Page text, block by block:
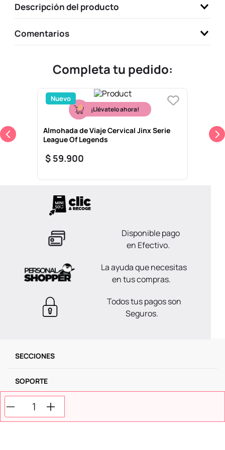
Descripción del producto
Comentarios
Completa tu pedido:
Nuevo
¡Llévatelo ahora!
Almohada de Viaje Cervical Jinx Serie
League Of Legends
$ 59.900
Disponible pago
en Efectivo.
La ayuda que necesitas
en tus compras.
Todos tus pagos son
Seguros.
SECCIONES
SOPORTE
SERVICIOS
9.
one piece
10. llaveros